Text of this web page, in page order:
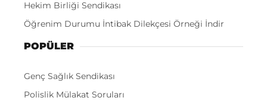
Hekim Birliği Sendikası
Öğrenim Durumu İntibak Dilekçesi Örneği İndir
POPÜLER
Genç Sağlık Sendikası
Polislik Mülakat Soruları